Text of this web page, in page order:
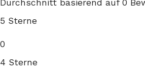
Durchschnitt basierend auf 0
5 Sterne
0
4 Sterne